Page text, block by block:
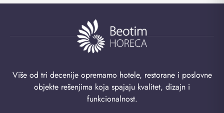
Više od tri decenije opremamo hotele, restorane i poslovne
objekte rešenjima koja spajaju kvalitet, dizajn i
funkcionalnost.